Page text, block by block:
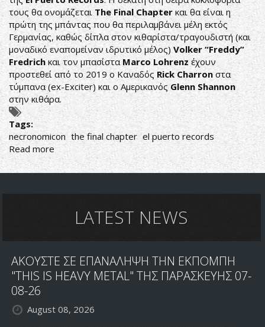
τους θα ονομάζεται The Final Chapter και θα είναι η
πρώτη της μπάντας που θα περιλαμβάνει μέλη εκτός
Γερμανίας, καθώς δίπλα στον κιθαρίστα/τραγουδιστή (και
μοναδικό εναπομείναν ιδρυτικό μέλος) Volker “Freddy”
Fredrich και τον μπασίσταMarco Lohrenz έχουν
προστεθεί από το 2019 ο Καναδός Rick Charron στα
τύμπανα (ex-Exciter) και ο ΑμερικανόςGlenn Shannon
στην κιθάρα.
Tags:
necronomicon the final chapter el puerto records
Read moreabout
NECRONOMICON:
ΤΟΝ
ΝΕΟΣ
ΤΟΥΣLATEST NEWS
ΑΚΟΥΣΤΕ ΣΕ ΕΠΑΝΑΛΗΨΗ ΤΗΝ ΕΚΠΟΜΠΗ
"THIS IS HEAVY METAL" ΤΗΣ ΠΑΡΑΣΚΕΥΗΣ 07-
08-26
August 08, 2026